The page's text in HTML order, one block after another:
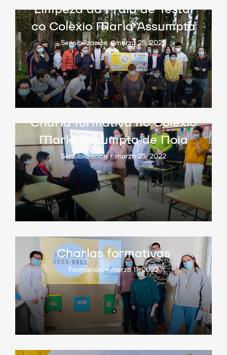
Limpeza da Praia de Testal
co Colexio María Assumpta
Sensibilización marzo 25, 2022
Charla formativa no Colexio
María Assumpta de Noia
Sensibilización marzo 25, 2022
Charlas formativas
Formación marzo 11, 2022